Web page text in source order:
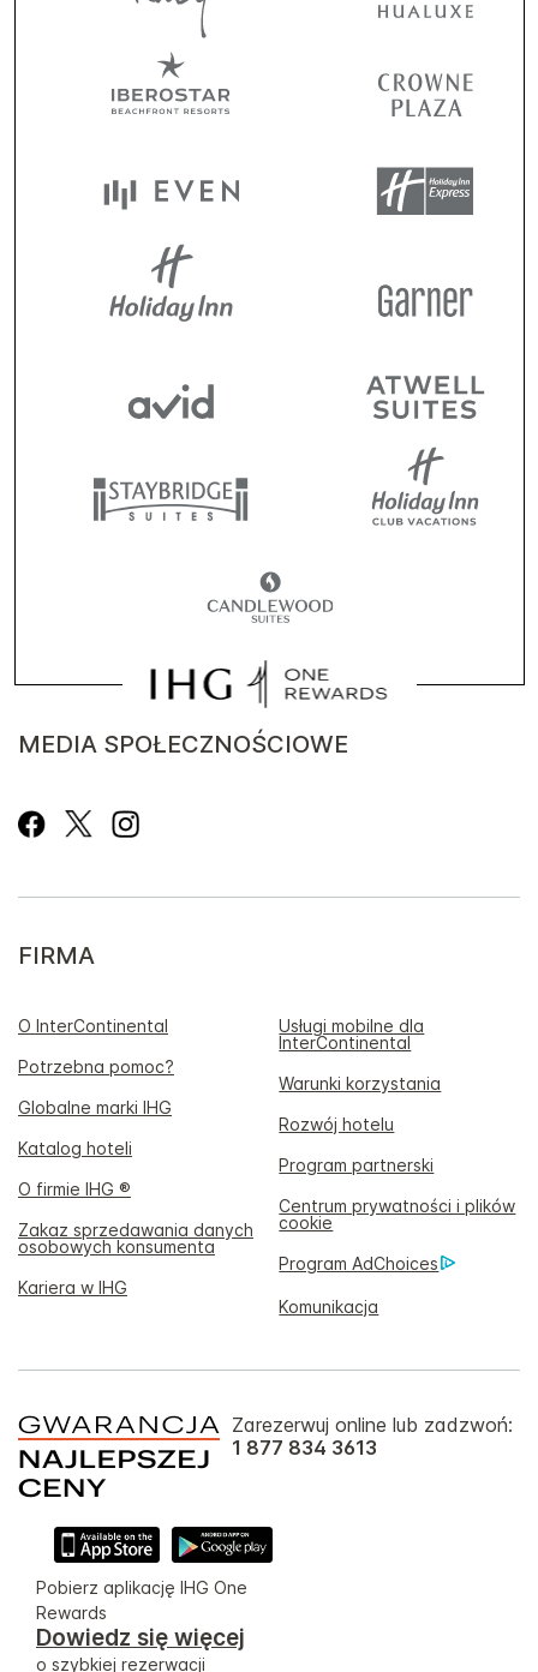
MEDIA SPOŁECZNOŚCIOWE
FIRMA
O InterContinental
Usługi mobilne dla
InterContinental
Potrzebna pomoc?
Warunki korzystania
Globalne marki IHG
Rozwój hotelu
Katalog hoteli
Program partnerski
O firmie IHG ®
Centrum prywatności i plików
cookie
Zakaz sprzedawania danych
osobowych konsumenta
Program AdChoices
Kariera w IHG
Komunikacja
Zarezerwuj online lub zadzwoń:
1 877 834 3613
Pobierz aplikację IHG One
Rewards
Dowiedz się więcej
o szybkiej rezerwacji